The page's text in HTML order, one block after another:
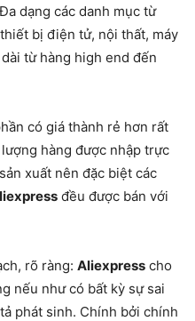
dạng các danh mục từ
bị điện tử, nội thất, máy
từ hàng high end đến
có giá thành rẻ hơn rất
hàng được nhập trực
xuất nên đặc biệt các
đều được bán với
rõ ràng: Aliexpress cho
nếu như có bất kỳ sự sai
phát sinh. Chính bởi chính